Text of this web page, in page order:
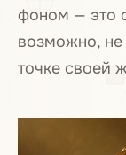
фоном — это
возможно, не
точке своей